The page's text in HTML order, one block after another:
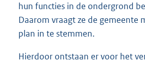
hun functies in de ondergrond
Daarom vraagt ze de gemeente
plan in te stemmen.
Hierdoor ontstaan er voor het